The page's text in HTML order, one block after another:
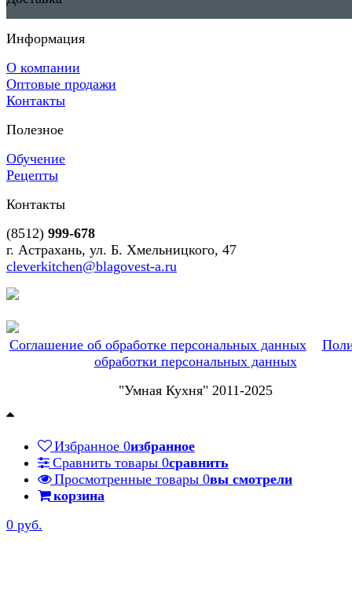
Информация
О компании
Оптовые продажи
Контакты
Полезное
Обучение
Рецепты
Контакты
(8512) 999-678
г. Астрахань, ул. Б. Хмельницкого, 47
cleverkitchen@blagovest-a.ru
Соглашение об обработке персональных данных
обработки персональных данных
"Умная Кухня" 2011-2025
Избранное 0избранное
Сравнить товары 0сравнить
Просмотренные товары 0вы смотрели
корзина
0 руб.